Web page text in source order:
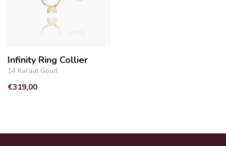
Infinity Ring Collier
14 Karaat Goud
€319,00